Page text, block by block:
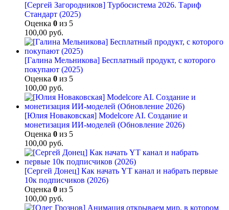
[Сергей Загородников] Турбосистема 2026. Тариф
Стандарт (2025)
Оценка 0 из 5
100,00 руб.
[Галина Мельникова] Бесплатный продукт, с которого
покупают (2025)
Оценка 0 из 5
100,00 руб.
[Юлия Новаковская] Modelcore AI. Создание и
монетизация ИИ-моделей (Обновление 2026)
Оценка 0 из 5
100,00 руб.
[Сергей Донец] Как начать YT канал и набрать первые
10к подписчиков (2026)
Оценка 0 из 5
100,00 руб.